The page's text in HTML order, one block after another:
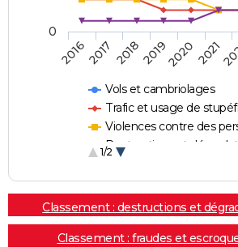
Vols et cambriolages
Trafic et usage de
Violences contre des
Destructions et
1/2
20162017 2018201920202021
0
Classement : destructions et
Classement : fraudes et